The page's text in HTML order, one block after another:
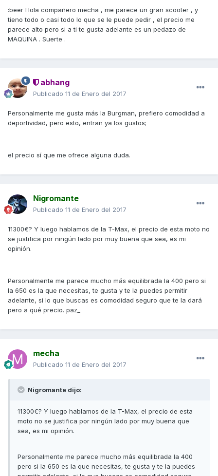
:beer Hola compañero mecha , me parece un gran scooter , y
tieno todo o casi todo lo que se le puede pedir , el precio me
parece alto pero si a ti te gusta adelante es un pedazo de
MAQUINA . Suerte .
abhang
Publicado 11 de Enero del 2017
Personalmente me gusta más la Burgman, prefiero comodidad a
deportividad, pero esto, entran ya los gustos;
el precio sí que me ofrece alguna duda.
Nigromante
Publicado 11 de Enero del 2017
11300€? Y luego hablamos de la T-Max, el precio de esta moto no
se justifica por ningún lado por muy buena que sea, es mi
opinión.
Personalmente me parece mucho más equilibrada la 400 pero si
la 650 es la que necesitas, te gusta y te la puedes permitir
adelante, si lo que buscas es comodidad seguro que te la dará
pero a qué precio. paz_
mecha
Publicado 11 de Enero del 2017
Nigromante dijo:
11300€? Y luego hablamos de la T-Max, el precio de esta
moto no se justifica por ningún lado por muy buena que
sea, es mi opinión.
Personalmente me parece mucho más equilibrada la 400
pero si la 650 es la que necesitas, te gusta y te la puedes